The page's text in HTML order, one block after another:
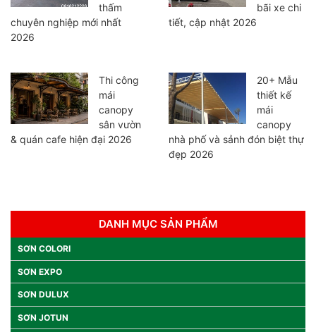
thấm
chuyên nghiệp mới nhất
2026
bãi xe chi
tiết, cập nhật 2026
Thi công
mái
canopy
sân vườn
& quán cafe hiện đại 2026
20+ Mẫu
thiết kế
mái
canopy
nhà phố và sảnh đón biệt thự
đẹp 2026
DANH MỤC SẢN PHẨM
SƠN COLORI
SƠN EXPO
SƠN DULUX
SƠN JOTUN